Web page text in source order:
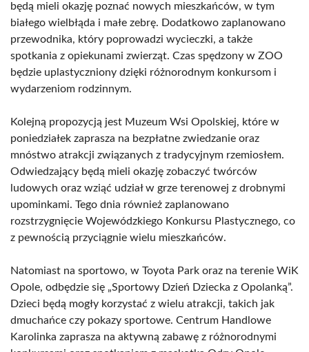
będą mieli okazję poznać nowych mieszkańców, w tym
białego wielbłąda i małe zebrę. Dodatkowo zaplanowano
przewodnika, który poprowadzi wycieczki, a także
spotkania z opiekunami zwierząt. Czas spędzony w ZOO
będzie uplastyczniony dzięki różnorodnym konkursom i
wydarzeniom rodzinnym.
Kolejną propozycją jest Muzeum Wsi Opolskiej, które w
poniedziałek zaprasza na bezpłatne zwiedzanie oraz
mnóstwo atrakcji związanych z tradycyjnym rzemiosłem.
Odwiedzający będą mieli okazję zobaczyć twórców
ludowych oraz wziąć udział w grze terenowej z drobnymi
upominkami. Tego dnia również zaplanowano
rozstrzygnięcie Wojewódzkiego Konkursu Plastycznego, co
z pewnością przyciągnie wielu mieszkańców.
Natomiast na sportowo, w Toyota Park oraz na terenie WiK
Opole, odbędzie się „Sportowy Dzień Dziecka z Opolanką”.
Dzieci będą mogły korzystać z wielu atrakcji, takich jak
dmuchańce czy pokazy sportowe. Centrum Handlowe
Karolinka zaprasza na aktywną zabawę z różnorodnymi